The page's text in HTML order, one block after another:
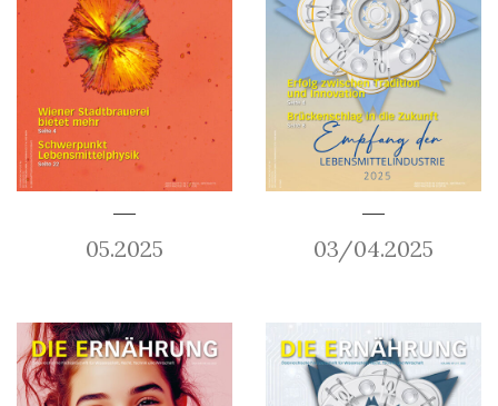
05.2025 03/04.2025